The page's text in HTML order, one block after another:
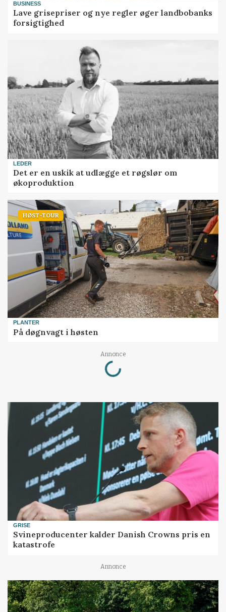
BUSINESS
Lave grisepriser og nye regler øger landbobanks
forsigtighed
LEDER
Det er en uskik at udlægge et røgslør om
økoproduktion
HØST-TOUR
PLANTER
På døgnvagt i høsten
Annonce
Loading...
GRISE
Svineproducenter kalder Danish Crowns pris en
katastrofe
Annonce